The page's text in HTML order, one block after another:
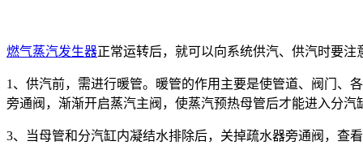
燃气蒸汽发生器正常运转后，就可以向系统供汽、供汽时要注
1、供汽前，需进行暖管。暖管的作用主要是使管道、阀门、
旁通阀，渐渐开启蒸汽主阀，使蒸汽预热母管后才能进入分汽
3、当母管和分汽缸内凝结水排除后，关掉疏水器旁通阀，查